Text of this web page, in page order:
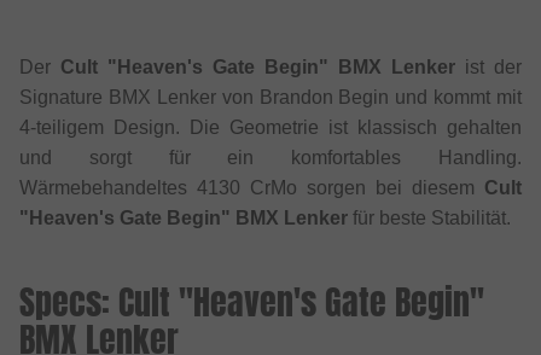
Der Cult "Heaven's Gate Begin" BMX Lenker ist der
Signature BMX Lenker von Brandon Begin und kommt mit
4-teiligem Design. Die Geometrie ist klassisch gehalten
und sorgt für ein komfortables Handling.
Wärmebehandeltes 4130 CrMo sorgen bei diesem Cult
"Heaven's Gate Begin" BMX Lenker für beste Stabilität.
Specs: Cult "Heaven's Gate Begin"
BMX Lenker